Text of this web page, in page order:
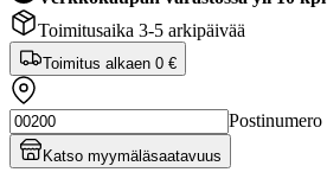
Toimitusaika 3-5 arkipäivää
Toimitus alkaen 0 €
Postinumero
Katso myymäläsaatavuus